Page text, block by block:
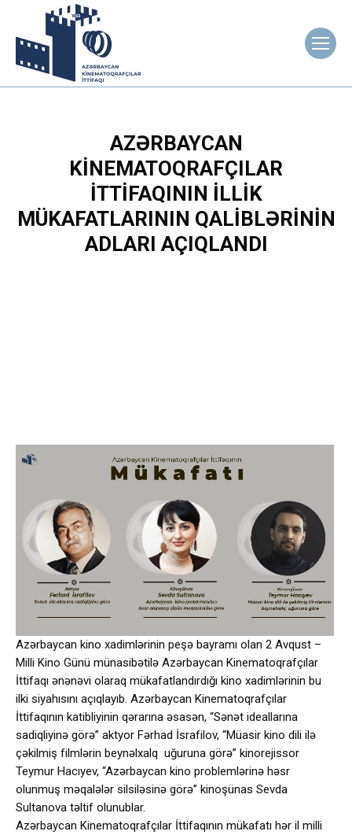
AZƏRBAYCAN
KINEMATOQRAFÇILAR
İTTIFAQININ ILLIK
MÜKAFATLARININ QALIBLƏRININ
ADLARI AÇIQLANDI
Azərbaycan kino xadimlərinin peşə bayramı olan 2 Avqust –
Milli Kino Günü münasibətilə Azərbaycan Kinematoqrafçılar
İttifaqı ənənəvi olaraq mükafatlandırdığı kino xadimlərinin bu
ilki siyahısını açıqlayıb. Azərbaycan Kinematoqrafçılar
İttifaqının katibliyinin qərarına əsasən, “Sənət ideallarına
sadiqliyinə görə” aktyor Fərhad İsrafilov, “Müasir kino dili ilə
çəkilmiş filmlərin beynəlxalq uğuruna görə” kinorejissor
Teymur Hacıyev, “Azərbaycan kino problemlərinə həsr
olunmuş məqalələr silsiləsinə görə” kinoşünas Sevda
Sultanova təltif olunublar.
Azərbaycan Kinematoqrafçılar İttifaqının mükafatı hər il milli